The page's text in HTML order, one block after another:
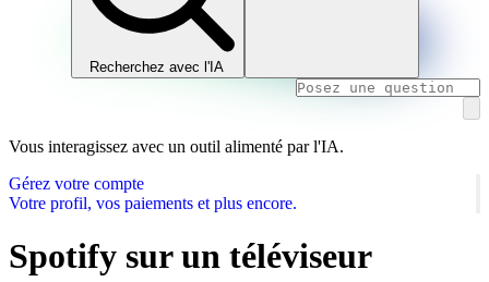
Recherchez avec l'IA
Vous interagissez avec un outil alimenté par l'IA.
Gérez votre compte
Votre profil, vos paiements et plus encore.
Spotify sur un téléviseur